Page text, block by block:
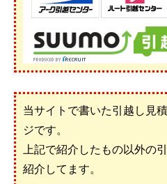
当サイトで書いた引越し見
ジです。
上記で紹介したもの以外の
紹介してます。